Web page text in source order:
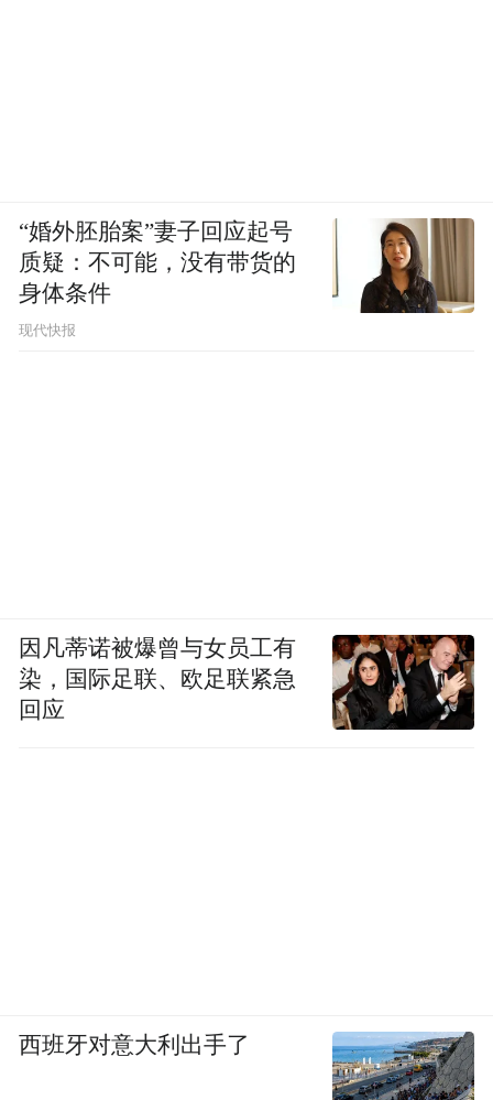
“婚外胚胎案”妻子回应起号
质疑：不可能，没有带货的
身体条件
现代快报
因凡蒂诺被爆曾与女员工有
染，国际足联、欧足联紧急
回应
西班牙对意大利出手了